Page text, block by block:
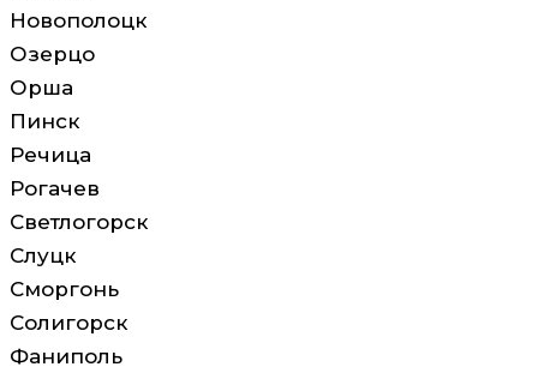
Новополоцк
Озерцо
Орша
Пинск
Речица
Рогачев
Светлогорск
Слуцк
Сморгонь
Солигорск
Фаниполь